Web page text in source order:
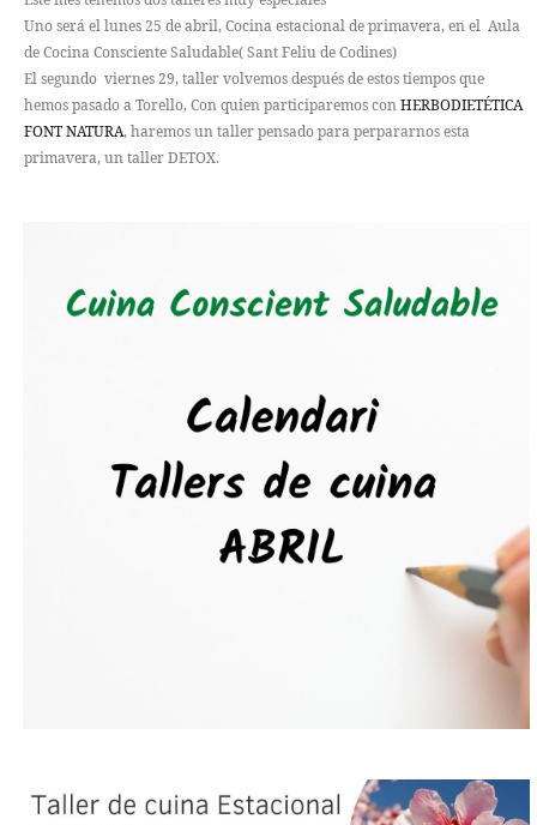
COCINA
RECETAS
Uno será el lunes 25 de abril, Cocina estacional de primavera, en el Aula
de Cocina Consciente Saludable( Sant Feliu de Codines)
El segundo viernes 29, taller volvemos después de estos tiempos que
hemos pasado a Torello, Con quien participaremos conHERBODIETÉTICA
FONT NATURA, haremos un taller pensado para perpararnos esta
primavera, un taller DETOX.